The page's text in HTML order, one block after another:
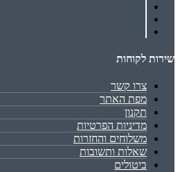
שירות לקוחות
צרו קשר
מפת האתר
תקנון
מדיניות הפרטיות
משלוחים והחזרות
שאלות ותשובות
ביטולים